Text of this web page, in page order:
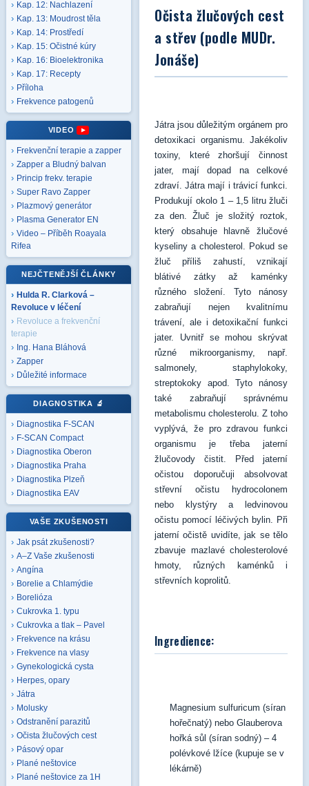
Kap. 12: Nachlazení
Kap. 13: Moudrost těla
Kap. 14: Prostředí
Kap. 15: Očistné kúry
Kap. 16: Bioelektronika
Kap. 17: Recepty
Příloha
Frekvence patogenů
VIDEO
Frekvenční terapie a zapper
Zapper a Bludný balvan
Princip frekv. terapie
Super Ravo Zapper
Plazmový generátor
Plasma Generator EN
Video – Příběh Roayala
Rifea
NEJČTENĚJŠÍ ČLÁNKY
Hulda R. Clarková –
Revoluce v léčení
Revoluce a frekvenční
terapie
Ing. Hana Bláhová
Zapper
Důležité informace
DIAGNOSTIKA 🔬
Diagnostika F-SCAN
F-SCAN Compact
Diagnostika Oberon
Diagnostika Praha
Diagnostika Plzeň
Diagnostika EAV
VAŠE ZKUŠENOSTI
Jak psát zkušenosti?
A–Z Vaše zkušenosti
Angína
Borelie a Chlamýdie
Borelióza
Cukrovka 1. typu
Cukrovka a tlak – Pavel
Frekvence na krásu
Frekvence na vlasy
Gynekologická cysta
Herpes, opary
Játra
Molusky
Odstranění parazitů
Očista žlučových cest
Pásový opar
Plané neštovice
Plané neštovice za 1H
Očista žlučových cest
a střev (podle MUDr.
Jonáše)
Játra jsou důležitým orgánem pro
detoxikaci organismu. Jakékoliv
toxiny, které zhoršují činnost
jater, mají dopad na celkové
zdraví. Játra mají i trávicí funkci.
Produkují okolo 1 – 1,5 litru žluči
za den. Žluč je složitý roztok,
který obsahuje hlavně žlučové
kyseliny a cholesterol. Pokud se
žluč příliš zahustí, vznikají
blátivé zátky až kaménky
různého složení. Tyto nánosy
zabraňují nejen kvalitnímu
trávení, ale i detoxikační funkci
jater. Uvnitř se mohou skrývat
různé mikroorganismy, např.
salmonely, staphylokoky,
streptokoky apod. Tyto nánosy
také zabraňují správnému
metabolismu cholesterolu. Z toho
vyplývá, že pro zdravou funkci
organismu je třeba jaterní
žlučovody čistit. Před jaterní
očistou doporučuji absolvovat
střevní očistu hydrocolonem
nebo klystýry a ledvinovou
očistu pomocí léčivých bylin. Při
jaterní očistě uvidíte, jak se tělo
zbavuje mazlavé cholesterolové
hmoty, různých kaménků i
střevních koprolitů.
Ingredience:
Magnesium sulfuricum (síran
hořečnatý) nebo Glauberova
hořká sůl (síran sodný) – 4
polévkové lžíce (kupuje se v
lékárně)